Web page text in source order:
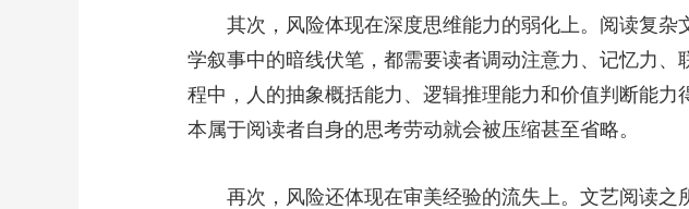
其次，风险体现在深度思维能力的弱化上。阅读复杂
学叙事中的暗线伏笔，都需要读者调动注意力、记忆力
程中，人的抽象概括能力、逻辑推理能力和价值判断能
本属于阅读者自身的思考劳动就会被压缩甚至省略。
再次，风险还体现在审美经验的流失上。文艺阅读之